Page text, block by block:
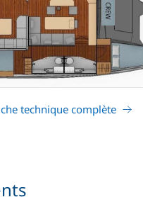
technique complète